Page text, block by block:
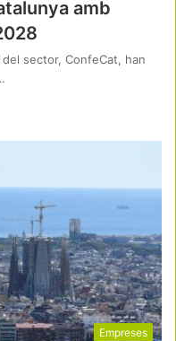
amb
sector, ConfeCat, han
Empreses